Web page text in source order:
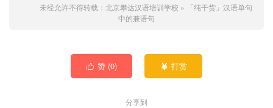
未经允许不得转载： 北京攀达汉语培训学校 »
「纯干货」汉语单句
中的兼语句
 赞 (0)  打赏
分享到